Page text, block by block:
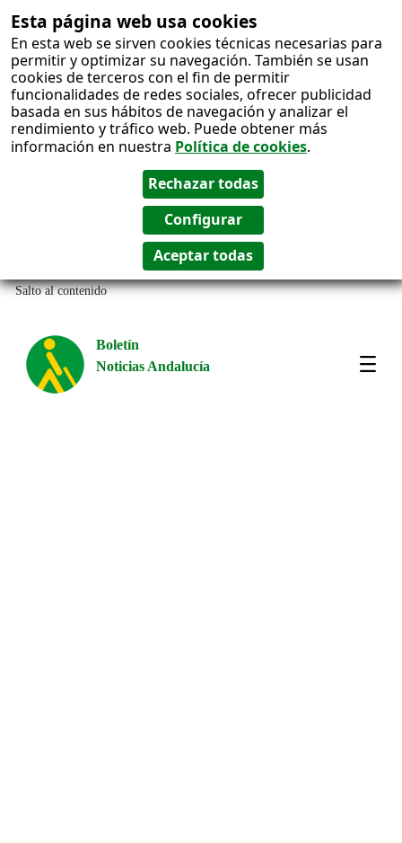
Esta página web usa cookies
En esta web se sirven cookies técnicas necesarias para
permitir y optimizar su navegación. También se usan
cookies de terceros con el fin de permitir
funcionalidades de redes sociales, ofrecer publicidad
basada en sus hábitos de navegación y analizar el
rendimiento y tráfico web. Puede obtener más
información en nuestra Política de cookies.
Salto al contenido
Boletín
Noticias Andalucía